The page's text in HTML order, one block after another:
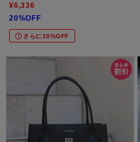
¥6,336
20%OFF
さらに10%OFF